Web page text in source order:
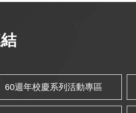
60週年校慶系列活動專區